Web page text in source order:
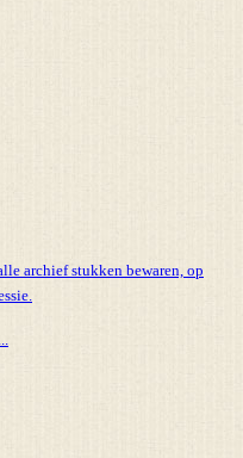
archief stukken bewaren, op